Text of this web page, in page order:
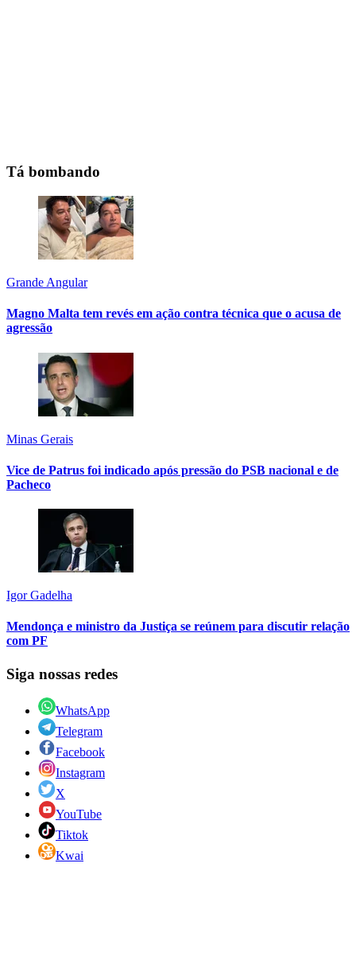
Tá bombando
Grande Angular
Magno Malta tem revés em ação contra técnica que o acusa de
agressão
Minas Gerais
Vice de Patrus foi indicado após pressão do PSB nacional e de
Pacheco
Igor Gadelha
Mendonça e ministro da Justiça se reúnem para discutir relação
com PF
Siga nossas redes
WhatsApp
Telegram
Facebook
Instagram
X
YouTube
Tiktok
Kwai